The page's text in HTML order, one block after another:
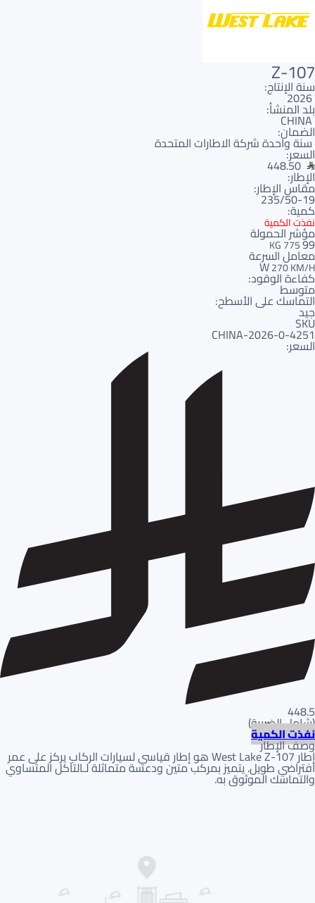
Z-107
سنة الإنتاج:
2026
بلد المنشأ:
CHINA
الضمان:
سنة واحدة شركة الاطارات المتحدة
السعر:
448.50
الإطار:
مقاس الإطار:
235/50-19
كمية:
نفذت الكمية
مؤشر الحمولة
99
775 KG
معامل السرعة
W270 KM/H
كفاءة الوقود:
متوسط
التماسك على الأسطح:
جيد
SKU
4251-CHINA-2026-0
السعر:
448.5
(شامل الضريبة)
نفذت الكمية
وصف الإطار
إطار West Lake Z-107 هو إطار قياسي لسيارات الركاب يركز على عمر
افتراضي طويل. يتميز بمركب متين ودعسة متماثلة لـالتآكل المتساوي
والتماسك الموثوق به.